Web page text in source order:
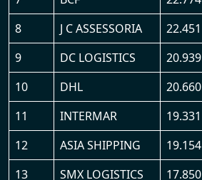
8
J C ASSESSORIA 22.451
9
DC LOGISTICS 20.939
10
DHL 20.660
11
INTERMAR 19.331
12
ASIA SHIPPING 19.154
13
SMX LOGISTICS 17.850